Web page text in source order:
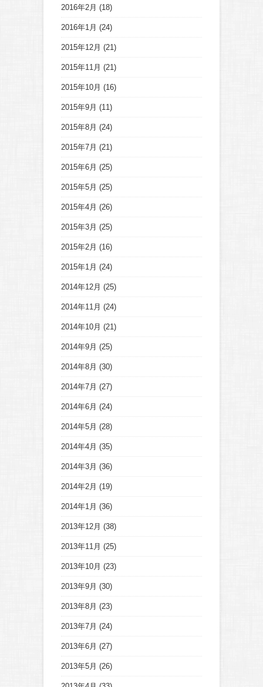
2016年2月 (18)
2016年1月 (24)
2015年12月 (21)
2015年11月 (21)
2015年10月 (16)
2015年9月 (11)
2015年8月 (24)
2015年7月 (21)
2015年6月 (25)
2015年5月 (25)
2015年4月 (26)
2015年3月 (25)
2015年2月 (16)
2015年1月 (24)
2014年12月 (25)
2014年11月 (24)
2014年10月 (21)
2014年9月 (25)
2014年8月 (30)
2014年7月 (27)
2014年6月 (24)
2014年5月 (28)
2014年4月 (35)
2014年3月 (36)
2014年2月 (19)
2014年1月 (36)
2013年12月 (38)
2013年11月 (25)
2013年10月 (23)
2013年9月 (30)
2013年8月 (23)
2013年7月 (24)
2013年6月 (27)
2013年5月 (26)